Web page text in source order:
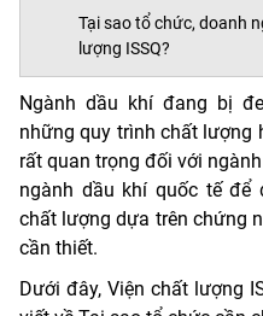
Tại sao tổ chức, doanh
lượng ISSQ?
Ngành dầu khí đang bị
những quy trình chất lượng
rất quan trọng đối với
ngành dầu khí quốc tế
chất lượng dựa trên chứng
cần thiết.
Dưới đây, Viện chất lượng